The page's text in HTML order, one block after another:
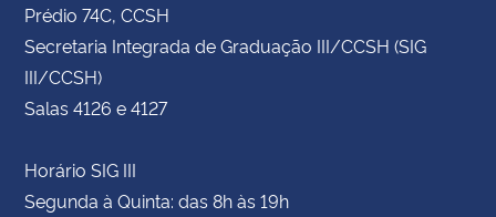
Prédio 74C, CCSH
Secretaria Integrada de Graduação III/CCSH (SIG
III/CCSH)
Salas 4126 e 4127
Horário SIG III
Segunda à Quinta: das 8h às 19h